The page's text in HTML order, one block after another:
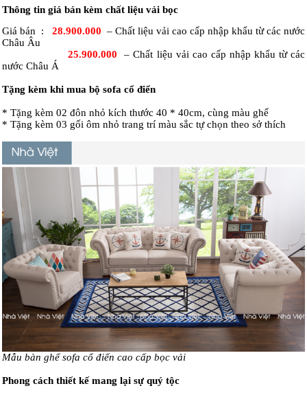
Thông tin giá bán kèm chất liệu vải bọc
Giá bán : 28.900.000 – Chất liệu vải cao cấp nhập khẩu từ các nước
Châu Âu
25.900.000 – Chất liệu vải cao cấp nhập khẩu từ các
nước Châu Á
Tặng kèm khi mua bộ sofa cổ điển
* Tặng kèm 02 đôn nhỏ kích thước 40 * 40cm, cùng màu ghế
* Tặng kèm 03 gối ôm nhỏ trang trí màu sắc tự chọn theo sở thích
Mẫu bàn ghế sofa cổ điển cao cấp bọc vải
Phong cách thiết kế mang lại sự quý tộc